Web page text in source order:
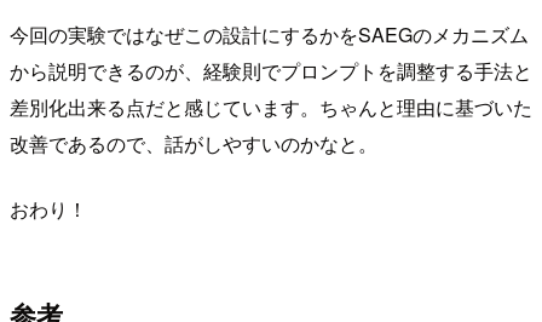
今回の実験ではなぜこの設計にするかをSAEGのメカニズム
から説明できるのが、経験則でプロンプトを調整する手法と
差別化出来る点だと感じています。ちゃんと理由に基づいた
改善であるので、話がしやすいのかなと。
おわり！